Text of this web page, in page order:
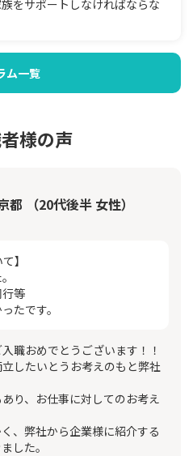
をサポートしなければならな
ム一覧
様の声
都 （20代後半 女性）
】
等
たです。
入職おめでとうございます！！
したいとうお考えのもと弊社
り、お仕事に対してのお考え
、弊社から企業様に紹介する
した。